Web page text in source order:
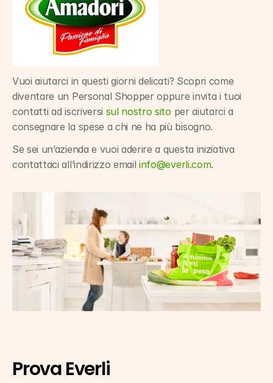
Vuoi aiutarci in questi giorni delicati? Scopri come
diventare un Personal Shopper oppure invita i tuoi
contatti ad iscriversi sul nostro sito per aiutarci a
consegnare la spese a chi ne ha più bisogno.
Se sei un’azienda e vuoi aderire a questa iniziativa
contattaci all’indirizzo email info@everli.com.
Prova Everli